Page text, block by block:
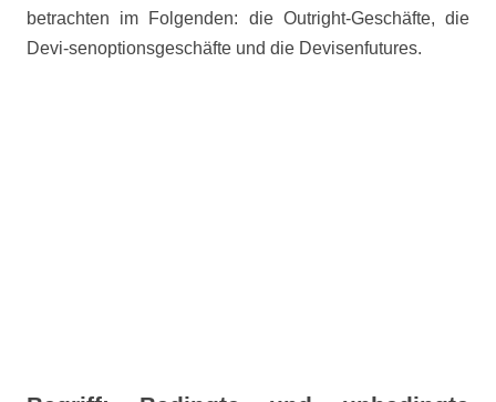
betrachten im Folgenden: die Outright-Geschäfte, die
Devi-senoptionsgeschäfte und die Devisenfutures.